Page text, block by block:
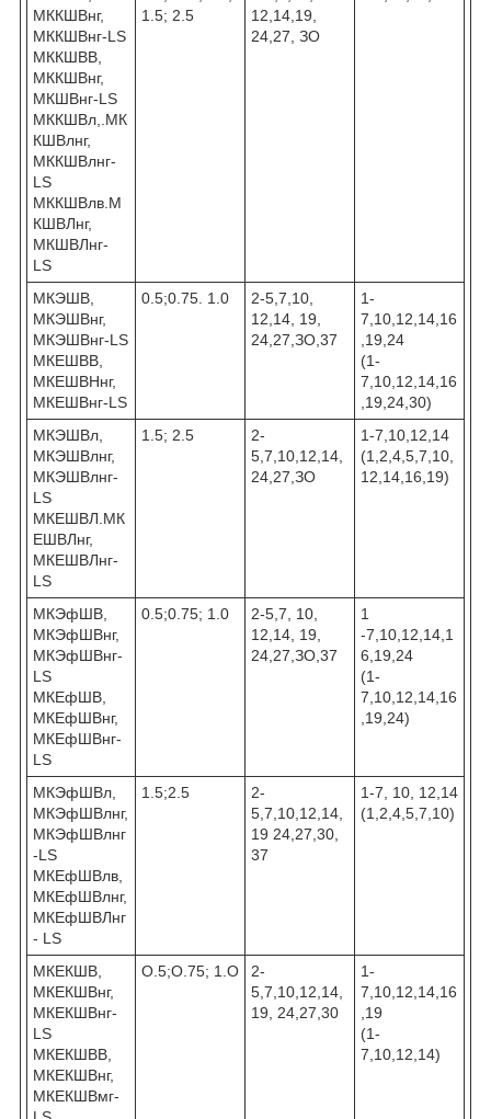
МККШВнг,
МККШВнг-LS
МККШВВ,
МККШВнг,
МКШВнг-LS
МККШВл,.МК
КШВлнг,
МККШВлнг-
LS
МККШВлв.М
КШВЛнг,
МКШВЛнг-
LS
1.5; 2.5
12,14,19,
24,27, ЗО
МКЭШВ,
МКЭШВнг,
МКЭШВнг-LS
МКЕШВВ,
МКЕШВНнг,
МКЕШВнг-LS
0.5;0.75. 1.0
2-5,7,10,
12,14, 19,
24,27,ЗО,37
1-
7,10,12,14,16
,19,24
(1-
7,10,12,14,16
,19,24,30)
МКЭШВл,
МКЭШВлнг,
МКЭШВлнг-
LS
МКЕШВЛ.МК
ЕШВЛнг,
МКЕШВЛнг-
LS
1.5; 2.5
2-
5,7,10,12,14,
24,27,ЗО
1-7,10,12,14
(1,2,4,5,7,10,
12,14,16,19)
МКЭфШВ,
МКЭфШВнг,
МКЭфШВнг-
LS
МКЕфШВ,
МКЕфШВнг,
МКЕфШВнг-
LS
0.5;0.75; 1.0
2-5,7, 10,
12,14, 19,
24,27,ЗО,37
1
-7,10,12,14,1
6,19,24
(1-
7,10,12,14,16
,19,24)
МКЭфШВл,
МКЭфШВлнг,
МКЭфШВлнг
-LS
МКЕфШВлв,
МКЕфШВлнг,
МКЕфШВЛнг
- LS
1.5;2.5
2-
5,7,10,12,14,
19 24,27,30,
37
1-7, 10, 12,14
(1,2,4,5,7,10)
МКЕКШВ,
МКЕКШВнг,
МКЕКШВнг-
LS
МКЕКШВВ,
МКЕКШВнг,
МКЕКШВмг-
O.5;O.75; 1.О
2-
5,7,10,12,14,
19, 24,27,30
1-
7,10,12,14,16
,19
(1-
7,10,12,14)